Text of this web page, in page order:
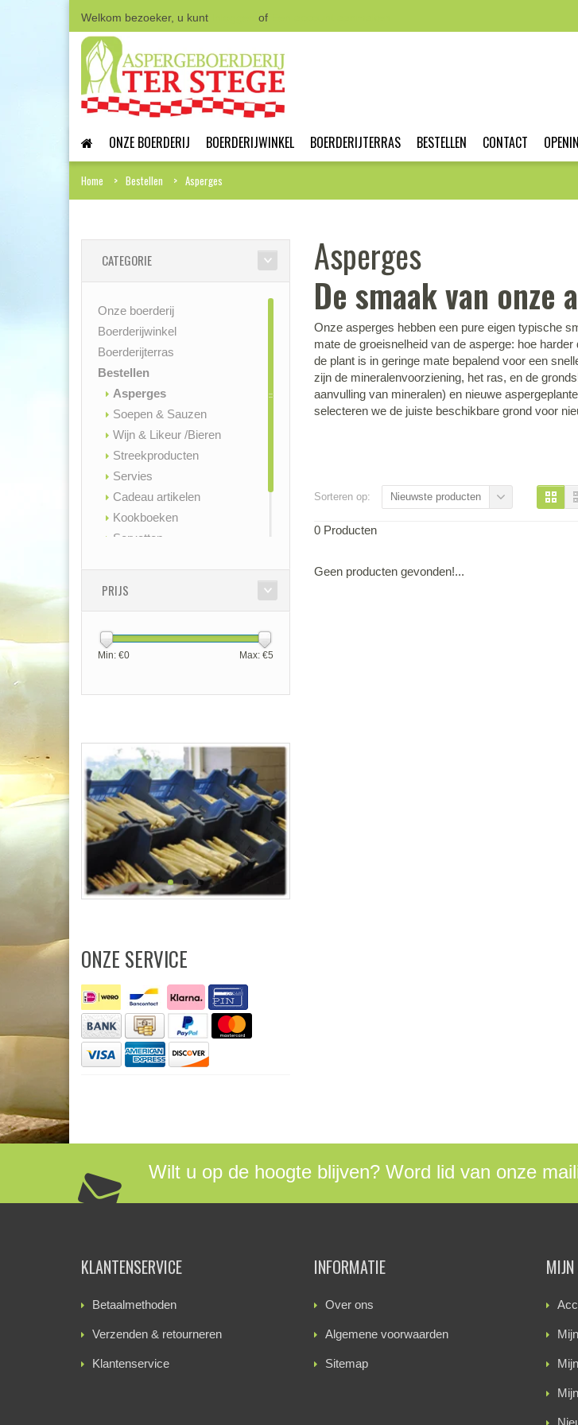
Welkom bezoeker, u kunt of
ONZE BOERDERIJ BOERDERIJWINKEL BOERDERIJTERRAS BESTELLEN CONTACT
Home Bestellen Asperges
CATEGORIE
Onze boerderij
Boerderijwinkel
Boerderijterras
Bestellen
Asperges
Soepen & Sauzen
Wijn & Likeur /Bieren
Streekproducten
Servies
Cadeau artikelen
Kookboeken
Servetten
PRIJS
Min: €0 Max: €5
ONZE SERVICE
Asperges
De smaak van onze
Onze asperges hebben een pure eigen typische
mate de groeisnelheid van de asperge: hoe
de plant is in geringe mate bepalend voor een
zijn de mineralenvoorziening, het ras, en de
aanvulling van mineralen) en nieuwe
selecteren we de juiste beschikbare grond voor
Sorteren op: Nieuwste producten
0 Producten
Geen producten gevonden!...
Wilt u op de hoogte blijven? Word lid van onze
KLANTENSERVICE
Betaalmethoden
Verzenden & retourneren
Klantenservice
INFORMATIE
Over ons
Algemene voorwaarden
Sitemap